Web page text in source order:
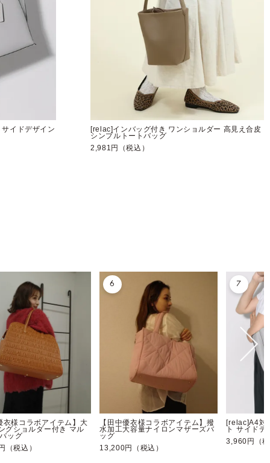
イドデザイン
[relac]インバッグ付き ワンショルダー 高見え合皮
シンプルトートバッグ
2,981円（税込）
衣様コラボアイテム】大
グショルダー付き マル
ッグ
（税込）
6
【田中優衣様コラボアイテム】撥
水加工大容量ナイロンマザーズバ
ッグ
13,200円（税込）
7
[relac]A4対
ト サイドデ
3,960円（